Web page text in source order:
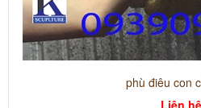
phù điêu con
Liên hệ